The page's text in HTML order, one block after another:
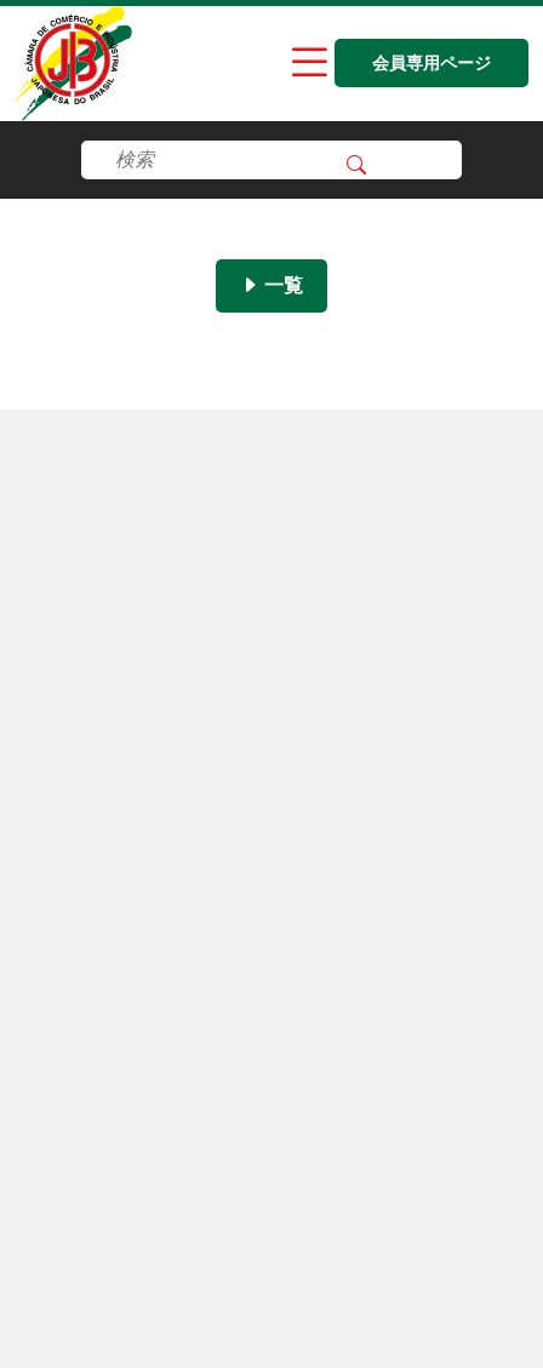
会員専用ページ
一覧